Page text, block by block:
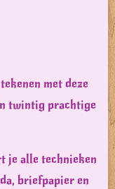
met deze
twintig prachtige
je alle technieken
briefpapier en